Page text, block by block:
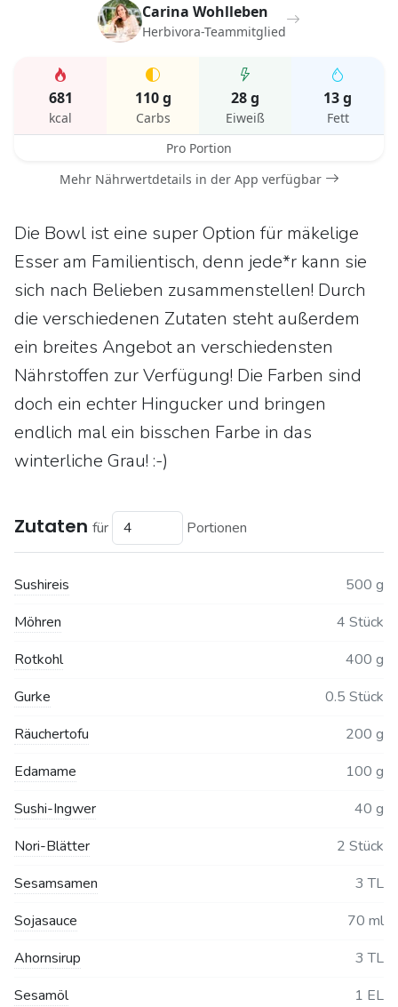
Carina Wohlleben
Herbivora-Teammitglied
681
kcal
110 g
Carbs
28 g
Eiweiß
13 g
Fett
Pro Portion
Mehr Nährwertdetails in der App verfügbar
Die Bowl ist eine super Option für mäkelige
Esser am Familientisch, denn jede*r kann sie
sich nach Belieben zusammenstellen! Durch
die verschiedenen Zutaten steht außerdem
ein breites Angebot an verschiedensten
Nährstoffen zur Verfügung! Die Farben sind
doch ein echter Hingucker und bringen
endlich mal ein bisschen Farbe in das
winterliche Grau! :-)
Zutaten für Portionen
Sushireis
500 g
Möhren
4 Stück
Rotkohl
400 g
Gurke
0.5 Stück
Räuchertofu
200 g
Edamame
100 g
Sushi-Ingwer
40 g
Nori-Blätter
2 Stück
Sesamsamen
3 TL
Sojasauce
70 ml
Ahornsirup
3 TL
Sesamöl
1 EL